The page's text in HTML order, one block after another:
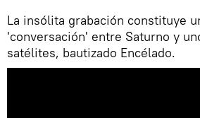
La insólita grabación constituye
'conversación' entre Saturno y
satélites, bautizado Encélado.